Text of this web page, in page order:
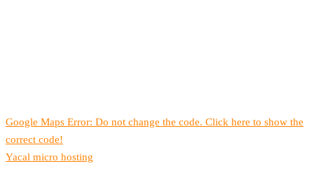
Google Maps Error: Do not change the code. Click here to show the
correct code!
Yacal micro hosting